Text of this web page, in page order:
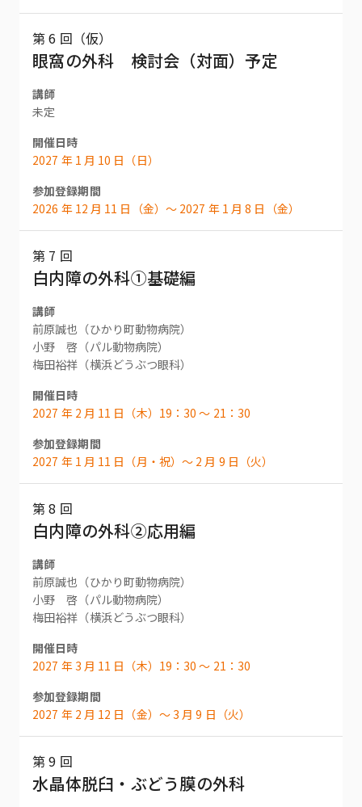
第 6 回（仮）
眼窩の外科 検討会（対面）予定
講師
未定
開催日時
2027 年 1 月 10 日（日）
参加登録期間
2026 年 12 月 11 日（金）〜 2027 年 1 月 8 日（金）
第 7 回
白内障の外科①基礎編
講師
前原誠也（ひかり町動物病院）
小野 啓（パル動物病院）
梅田裕祥（横浜どうぶつ眼科）
開催日時
2027 年 2 月 11 日（木）19：30 〜 21：30
参加登録期間
2027 年 1 月 11 日（月・祝）〜 2 月 9 日（火）
第 8 回
白内障の外科②応用編
講師
前原誠也（ひかり町動物病院）
小野 啓（パル動物病院）
梅田裕祥（横浜どうぶつ眼科）
開催日時
2027 年 3 月 11 日（木）19：30 〜 21：30
参加登録期間
2027 年 2 月 12 日（金）〜 3 月 9 日（火）
第 9 回
水晶体脱臼・ぶどう膜の外科